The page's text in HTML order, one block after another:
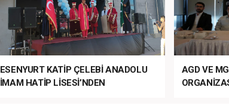
ESENYURT KATİP ÇELEBİ ANADOLU
İMAM HATİP LİSESİ’NDEN
AGD VE